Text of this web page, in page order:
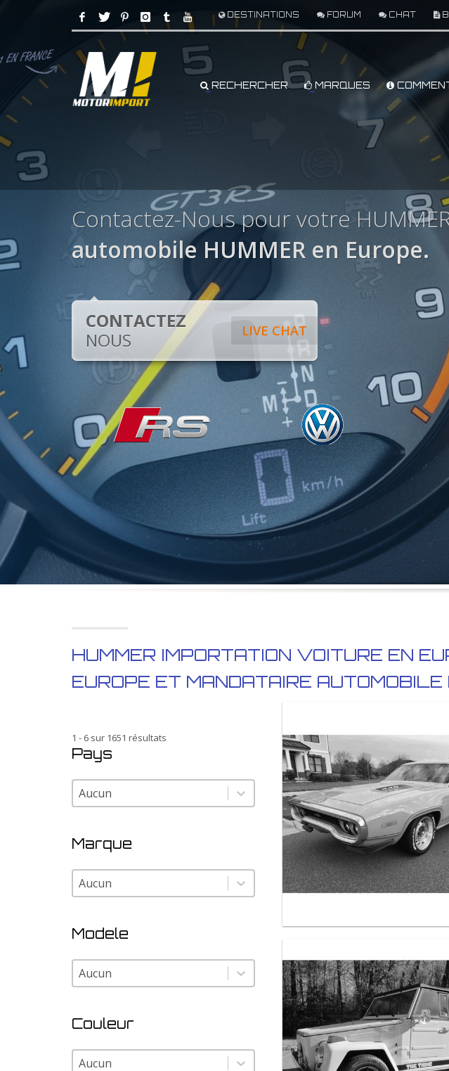
DESTINATIONS FORUM CHAT
RECHERCHER MARQUES
Contactez-Nous pour votre
automobile HUMMER en Europe.
LIVE CHAT
CONTACTEZ
NOUS
HUMMER IMPORTATION VOITURE EN
EUROPE ET MANDATAIRE AUTOMOBILE
1 - 6 sur 1651 résultats
Pays
Pays
Pays
Marque
Marque
Marque
Modele
Modele
Modele
Couleur
Couleur
Couleur